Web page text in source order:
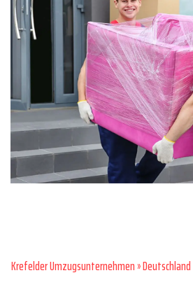
Krefelder Umzugsunternehmen»Deutschland